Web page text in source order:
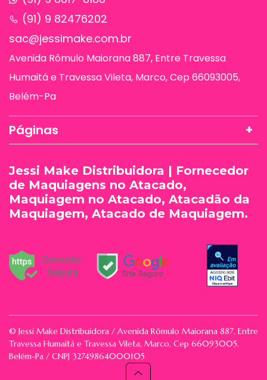
(91) 9 82476202
sac@jessimake.com.br
Avenida Rômulo Maiorana 887, Entre Travessa
Humaitá e Travessa Vileta, Marco, Cep 66093005,
Belém-Pa
Páginas
Jessi Make Distribuidora | Fornecedor
de Maquiagens no Atacado,
Maquiagem no Atacado, Atacadão da
Maquiagem, Atacado de Maquiagem.
© Jessi Make Distribuidora / Avenida Rômulo Maiorana 887, Entre
Travessa Humaitá e Travessa Vileta, Marco, Cep 66093005,
Belém-Pa / CNPJ 32749864000105